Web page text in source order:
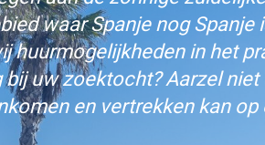
waar Spanje nog
huurmogelijkheden in het
bij uw zoektocht? Aarzel
en vertrekken kan op